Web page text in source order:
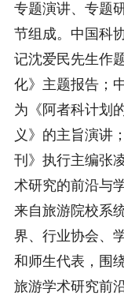
专题演讲、专题
节组成。中国科
记沈爱民先生作
化》主题报告；
为《阿者科计划
义》的主旨演讲
刊》执行主编张
术研究的前沿与
来自旅游院校系
界、行业协会、
和师生代表，围
旅游学术研究前